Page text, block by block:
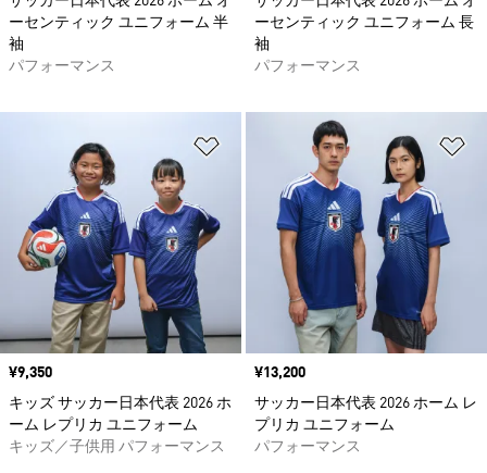
ーセンティック ユニフォーム 半
袖
パフォーマンス
ーセンティック ユニフォーム 長
袖
パフォーマンス
ほしいものリストに追加
価格
¥9,350
キッズ サッカー日本代表 2026 ホ
ーム レプリカ ユニフォーム
キッズ／子供用 パフォーマンス
価格
¥13,200
サッカー日本代表 2026 ホーム レ
プリカ ユニフォーム
パフォーマンス